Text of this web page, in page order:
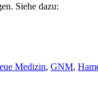
Siehe dazu:
Medizin, GNM,